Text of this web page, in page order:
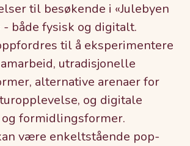
til besøkende i «Julebyen
- både fysisk og digitalt.
til å eksperimentere
utradisjonelle
alternative arenaer for
og digitale
formidlingsformer.
være enkeltstående pop-